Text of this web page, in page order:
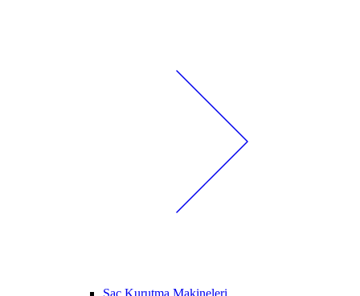
Saç Kurutma Makineleri